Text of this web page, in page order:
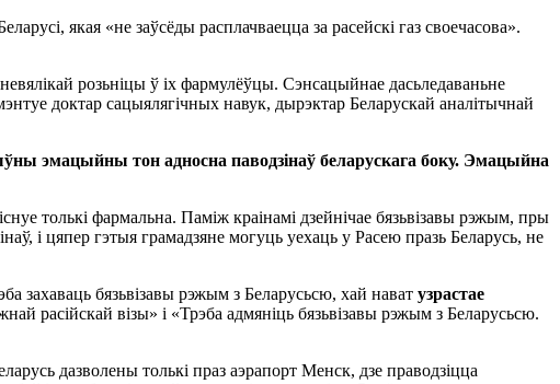
якая «не заўсёды расплачваецца за расейскі газ своечасова».
розьніцы ў іх фармулёўцы. Сэнсацыйнае дасьледаваньне
доктар сацыялягічных навук, дырэктар Беларускай аналітычнай
эмацыйны тон адносна паводзінаў беларускага боку. Эмацыйна
толькі фармальна. Паміж краінамі дзейнічае бязьвізавы рэжым, пры
і цяпер гэтыя грамадзяне могуць уехаць у Расею празь Беларусь, не
захаваць бязьвізавы рэжым з Беларусьсю, хай нават узрастае
расійскай візы» і «Трэба адмяніць бязьвізавы рэжым з Беларусьсю.
дазволены толькі праз аэрапорт Менск, дзе праводзіцца